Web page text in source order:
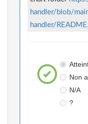
handler/blob/
handler/
Non
N/A
?